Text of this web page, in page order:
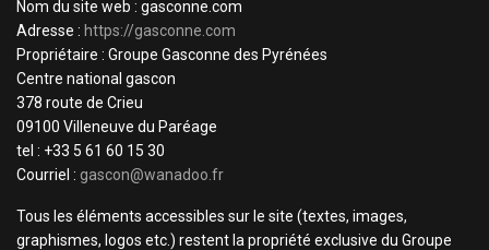
Nom du site web : gasconne.com
Adresse : https://gasconne.com
Propriétaire : Groupe Gasconne des Pyrénées
Centre national gascon
378 route de Crieu
09100 Villeneuve du Paréage
tel : +33 5 61 60 15 30
Courriel : gascon@wanadoo.fr
Tous les éléments accessibles sur le site (textes, images,
graphismes, logos etc.) restent la propriété exclusive du Groupe